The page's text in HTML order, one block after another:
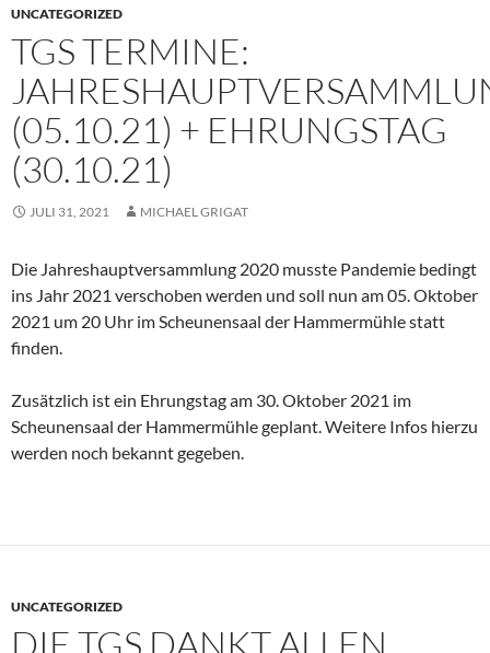
UNCATEGORIZED
TGS TERMINE:
(05.10.21) + EHRUNGSTAG
(30.10.21)
JULI 31, 2021 MICHAEL GRIGAT
Die Jahreshauptversammlung 2020 musste Pandemie bedingt
ins Jahr 2021 verschoben werden und soll nun am 05. Oktober
2021 um 20 Uhr im Scheunensaal der Hammermühle statt
finden.
Zusätzlich ist ein Ehrungstag am 30. Oktober 2021 im
Scheunensaal der Hammermühle geplant. Weitere Infos hierzu
werden noch bekannt gegeben.
UNCATEGORIZED
DIE TGS DANKT ALLEN